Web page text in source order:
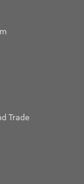
Trade